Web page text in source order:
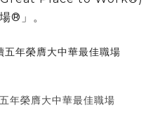
®」。
年榮膺大中華最佳職場